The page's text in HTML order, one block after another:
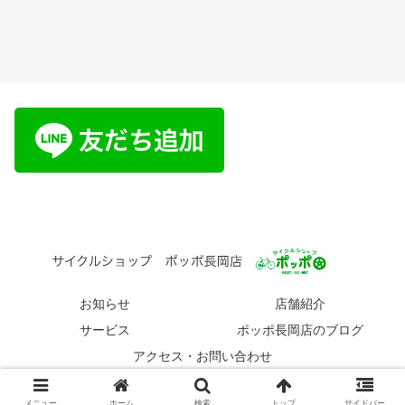
お知らせ
店舗紹介
サービス
ポッポ長岡店のブログ
アクセス・お問い合わせ
© 2019 サイクルショップ ポッポ長岡店.
メニュー ホーム 検索 トップ サイドバー